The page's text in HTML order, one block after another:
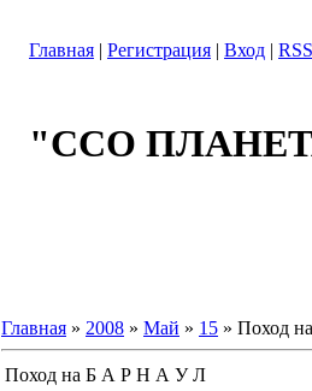
Главная | Регистрация | Вход | RSS
"ССО
Главная » 2008 » Май » 15 » Поход
Поход на Б А Р Н А У Л